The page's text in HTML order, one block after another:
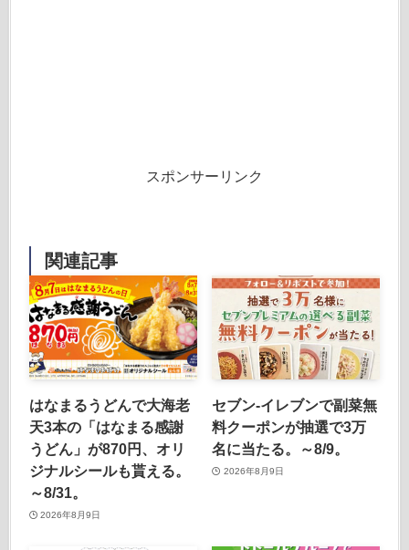
スポンサーリンク
関連記事
はなまるうどんで大海老
天3本の「はなまる感謝
うどん」が870円、オリ
ジナルシールも貰える。
～8/31。
2026年8月9日
セブン‐イレブンで副菜無
料クーポンが抽選で3万
名に当たる。～8/9。
2026年8月9日